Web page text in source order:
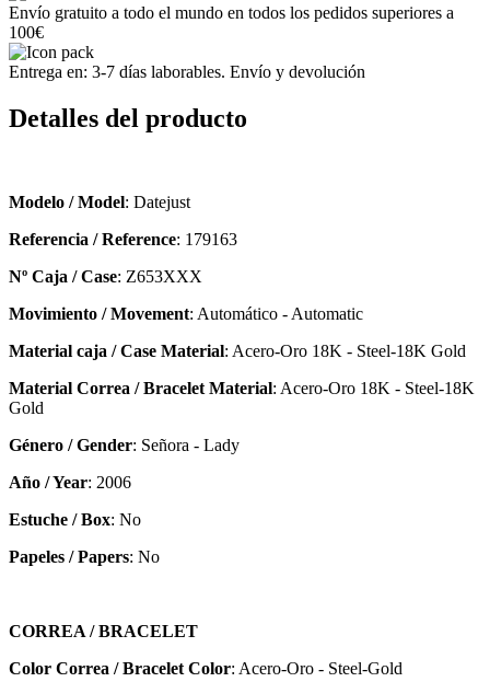
Envío gratuito a todo el mundo en todos los pedidos superiores a
100€
Entrega en: 3-7 días laborables. Envío y devolución
Detalles del producto
Modelo / Model: Datejust
Referencia / Reference: 179163
Nº Caja / Case: Z653XXX
Movimiento / Movement: Automático - Automatic
Material caja / Case Material: Acero-Oro 18K - Steel-18K Gold
Material Correa / Bracelet Material: Acero-Oro 18K - Steel-18K
Gold
Género / Gender: Señora - Lady
Año / Year: 2006
Estuche / Box: No
Papeles / Papers: No
CORREA / BRACELET
Color Correa / Bracelet Color: Acero-Oro - Steel-Gold